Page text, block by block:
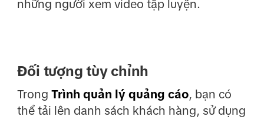
những người xem video tập luyện.
Đối tượng tùy chỉnh
Trong Trình quản lý quảng cáo, bạn có
thể tải lên danh sách khách hàng, sử dụng